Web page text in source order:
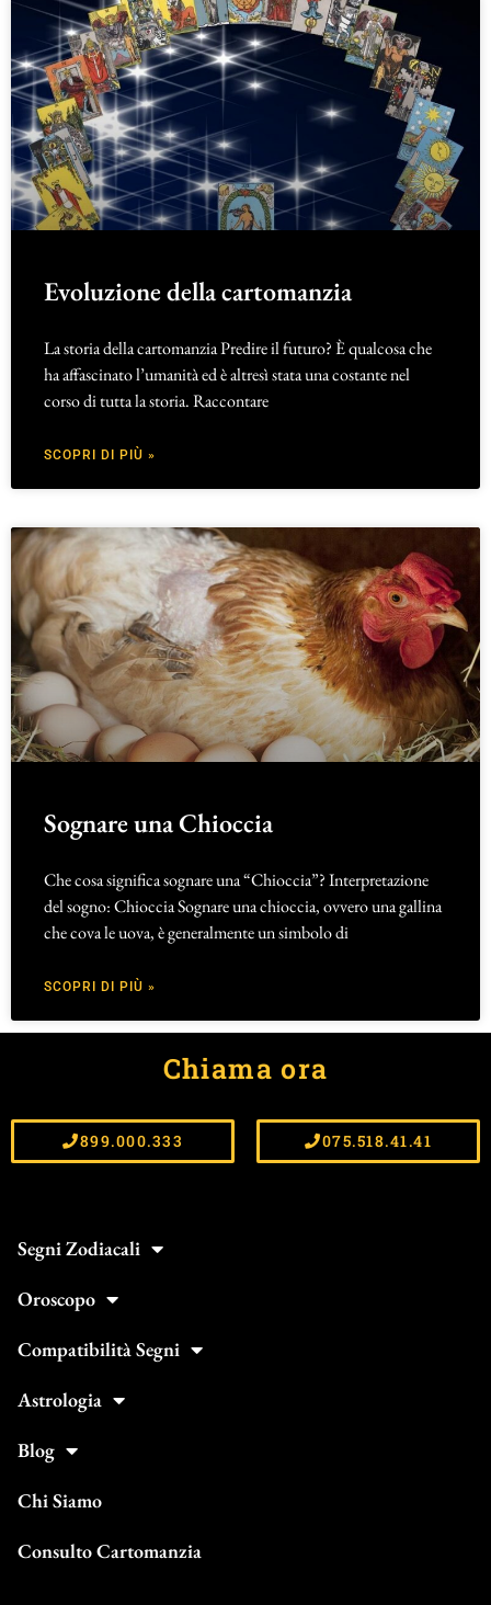
Evoluzione della cartomanzia
La storia della cartomanzia Predire il futuro? È qualcosa che
ha affascinato l’umanità ed è altresì stata una costante nel
corso di tutta la storia. Raccontare
SCOPRI DI PIÙ »
Sognare una Chioccia
Che cosa significa sognare una “Chioccia”? Interpretazione
del sogno: Chioccia Sognare una chioccia, ovvero una gallina
che cova le uova, è generalmente un simbolo di
SCOPRI DI PIÙ »
Chiama ora
899.000.333 075.518.41.41
Segni Zodiacali
Oroscopo
Compatibilità Segni
Astrologia
Blog
Chi Siamo
Consulto Cartomanzia